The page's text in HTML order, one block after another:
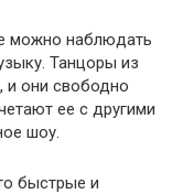
можно наблюдать
Танцоры из
и они свободно
ее с другими
шоу.
быстрые и